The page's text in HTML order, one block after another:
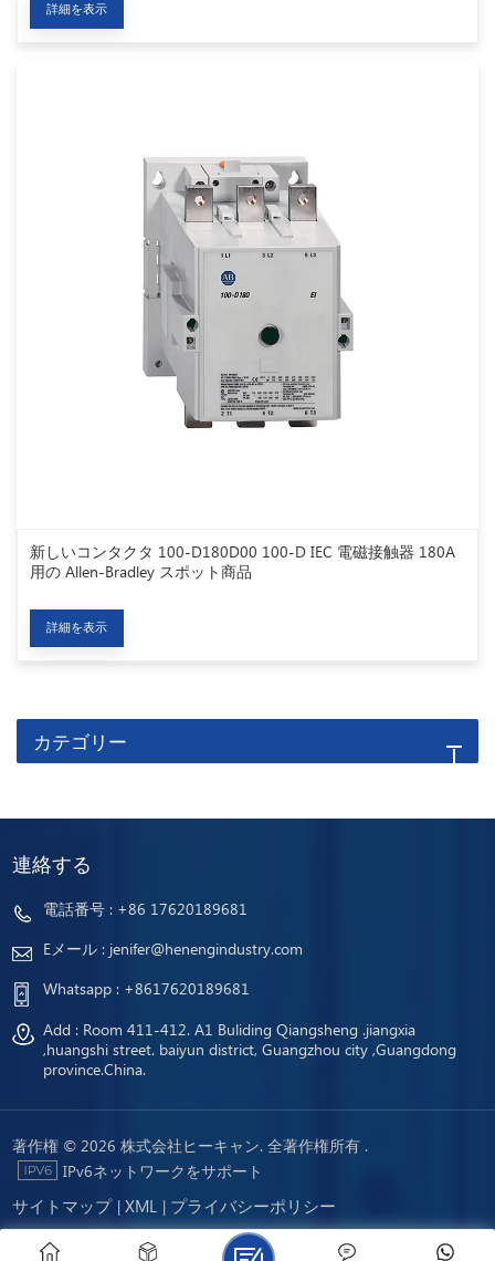
詳細を表示
新しいコンタクタ 100-D180D00 100-D IEC 電磁接触器 180A
用の Allen-Bradley スポット商品
詳細を表示
カテゴリー
連絡する
電話番号 : +86 17620189681
Eメール : jenifer@henengindustry.com
Whatsapp : +8617620189681
Add : Room 411-412. A1 Buliding Qiangsheng .jiangxia
,huangshi street. baiyun district, Guangzhou city ,Guangdong
province.China.
著作権 © 2026 株式会社ヒーキャン. 全著作権所有 .
IPv6ネットワークをサポート
サイトマップ | XML | プライバシーポリシー